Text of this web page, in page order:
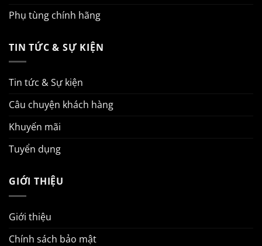
Phụ tùng chính hãng
TIN TỨC & SỰ KIỆN
Tin tức & Sự kiện
Câu chuyện khách hàng
Khuyến mãi
Tuyển dụng
GIỚI THIỆU
Giới thiệu
Chính sách bảo mật